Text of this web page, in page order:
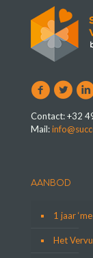
Contact: +32
Mail:
AANBOD
1 jaar
Het